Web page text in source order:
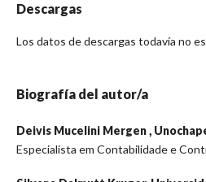
Descargas
Los datos de descargas todavía no
Biografía del autor/a
Deivis Mucelini Mergen ,
Especialista em Contabilidade e